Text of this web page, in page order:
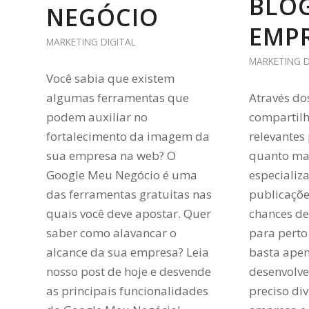
NEGÓCIO
MARKETING DIGITAL
Você sabia que existem
algumas ferramentas que
podem auxiliar no
fortalecimento da imagem da
sua empresa na web? O
Google Meu Negócio é uma
das ferramentas gratuitas nas
quais você deve apostar. Quer
saber como alavancar o
alcance da sua empresa? Leia
nosso post de hoje e desvende
as principais funcionalidades
MARKETING
Através
relevantes
quanto
chances
para
basta
preciso